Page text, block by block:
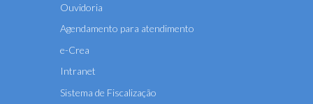
Ouvidoria
Agendamento para atendimento
e-Crea
Intranet
Sistema de Fiscalização